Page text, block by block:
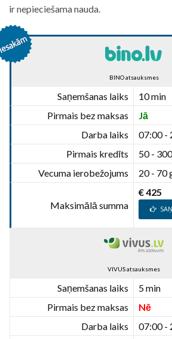
ir nepieciešama nauda.
BINO atsauksmes
Saņemšanas laiks
10 min
Pirmais bez maksas
Jā
Darba laiks
07:00 -
Pirmais kredīts
50 -
Vecuma ierobežojums
20 - 70
Maksimālā summa
€ 425
VIVUS atsauksmes
Saņemšanas laiks
5 min
Pirmais bez maksas
Nē
Darba laiks
07:00 -